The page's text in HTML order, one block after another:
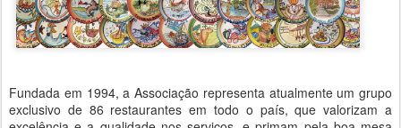
Fundada em 1994, a Associação representa atualmente um grupo
exclusivo de 86 restaurantes em todo o país, que valorizam a